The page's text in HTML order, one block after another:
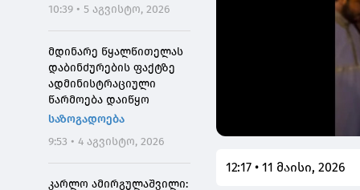
10:39 • 5 აგვისტო, 2026
მდინარე წყალწითელას
დაბინძურების ფაქტზე
ადმინისტრაციული
წარმოება დაიწყო
საზოგადოება
9:53 • 4 აგვისტო, 2026
კარლო ამირგულაშვილი:
12:17 • 11 მაისი, 2026